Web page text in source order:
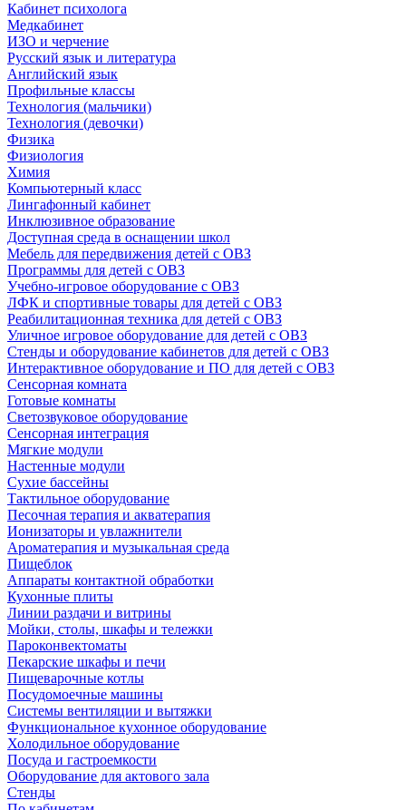
Кабинет психолога
Медкабинет
ИЗО и черчение
Русский язык и литература
Английский язык
Профильные классы
Технология (мальчики)
Технология (девочки)
Физика
Физиология
Химия
Компьютерный класс
Лингафонный кабинет
Инклюзивное образование
Доступная среда в оснащении школ
Мебель для передвижения детей с ОВЗ
Программы для детей с ОВЗ
Учебно-игровое оборудование с ОВЗ
ЛФК и спортивные товары для детей с ОВЗ
Реабилитационная техника для детей с ОВЗ
Уличное игровое оборудование для детей с ОВЗ
Стенды и оборудование кабинетов для детей с ОВЗ
Интерактивное оборудование и ПО для детей с ОВЗ
Сенсорная комната
Готовые комнаты
Светозвуковое оборудование
Сенсорная интеграция
Мягкие модули
Настенные модули
Сухие бассейны
Тактильное оборудование
Песочная терапия и акватерапия
Ионизаторы и увлажнители
Ароматерапия и музыкальная среда
Пищеблок
Аппараты контактной обработки
Кухонные плиты
Линии раздачи и витрины
Мойки, столы, шкафы и тележки
Пароконвектоматы
Пекарские шкафы и печи
Пищеварочные котлы
Посудомоечные машины
Системы вентиляции и вытяжки
Функциональное кухонное оборудование
Холодильное оборудование
Посуда и гастроемкости
Оборудование для актового зала
Стенды